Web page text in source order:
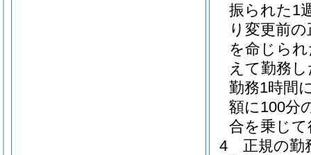
振られた1
り変更前
を命じら
えて勤務
勤務1時間
額に100分
合を乗じ
4
正規の勤